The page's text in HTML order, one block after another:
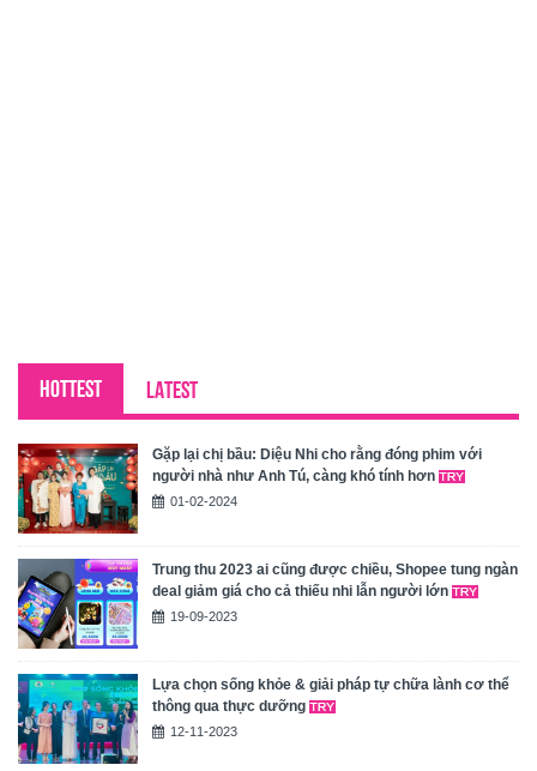
HOTTEST LATEST
Gặp lại chị bầu: Diệu Nhi cho rằng đóng phim với
người nhà như Anh Tú, càng khó tính hơn
01-02-2024
Trung thu 2023 ai cũng được chiều, Shopee tung ngàn
deal giảm giá cho cả thiếu nhi lẫn người lớn
19-09-2023
Lựa chọn sống khỏe & giải pháp tự chữa lành cơ thể
thông qua thực dưỡng
12-11-2023